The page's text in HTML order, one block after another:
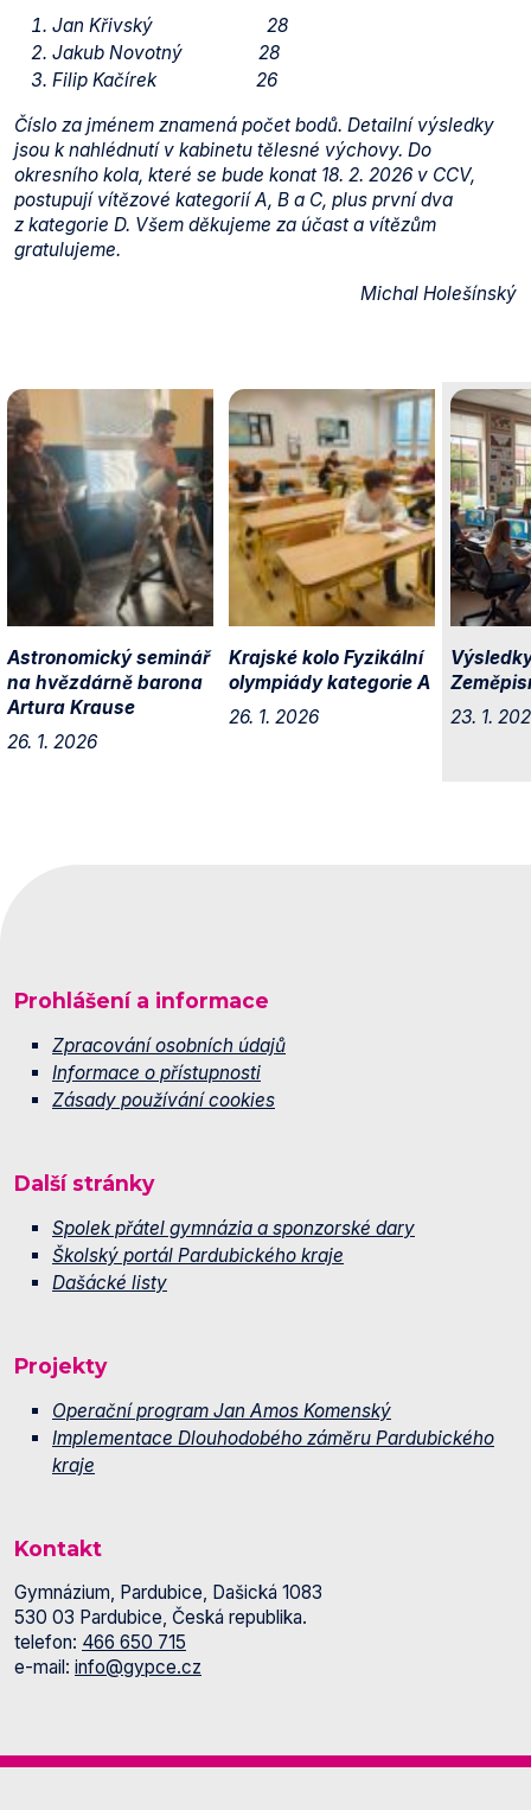
Jan Křivský 28
Jakub Novotný 28
Filip Kačírek 26
Číslo za jménem znamená počet bodů. Detailní výsledky
jsou k nahlédnutí v kabinetu tělesné výchovy. Do
okresního kola, které se bude konat 18. 2. 2026 v CCV,
postupují vítězové kategorií A, B a C, plus první dva
z kategorie D. Všem děkujeme za účast a vítězům
gratulujeme.
Michal Holešínský
Astronomický seminář
na hvězdárně barona
Artura Krause
26. 1. 2026
Krajské kolo Fyzikální
olympiády kategorie A
26. 1. 2026
23. 1.
Prohlášení a informace
Zpracování osobních údajů
Informace o přístupnosti
Zásady používání cookies
Další stránky
Spolek přátel gymnázia a sponzorské dary
Školský portál Pardubického kraje
Dašácké listy
Projekty
Operační program Jan Amos Komenský
Implementace Dlouhodobého záměru Pardubického
kraje
Kontakt
Gymnázium, Pardubice, Dašická 1083
530 03 Pardubice, Česká republika.
telefon: 466 650 715
e-mail: info@gypce.cz